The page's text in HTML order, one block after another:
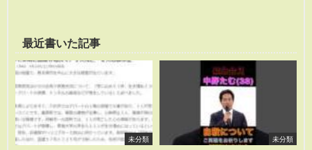
最近書いた記事
未分類 未分類